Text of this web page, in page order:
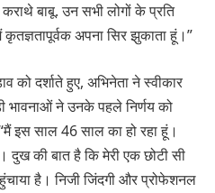
बाबू. उन सभी लोगों के प्रति
कृतज्ञतापूर्वक अपना सिर झुकाता हूं।”
को दर्शाते हुए, अभिनेता ने स्वीकार
भावनाओं ने उनके पहले निर्णय को
इस साल 46 साल का हो रहा हूं।
दुख की बात है कि मेरी एक छोटी सी
है। निजी जिंदगी और प्रोफेशनल